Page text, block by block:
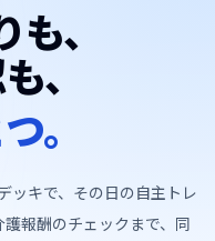
、
、
。
ッキで、その日の自主トレ
報酬のチェックまで、同